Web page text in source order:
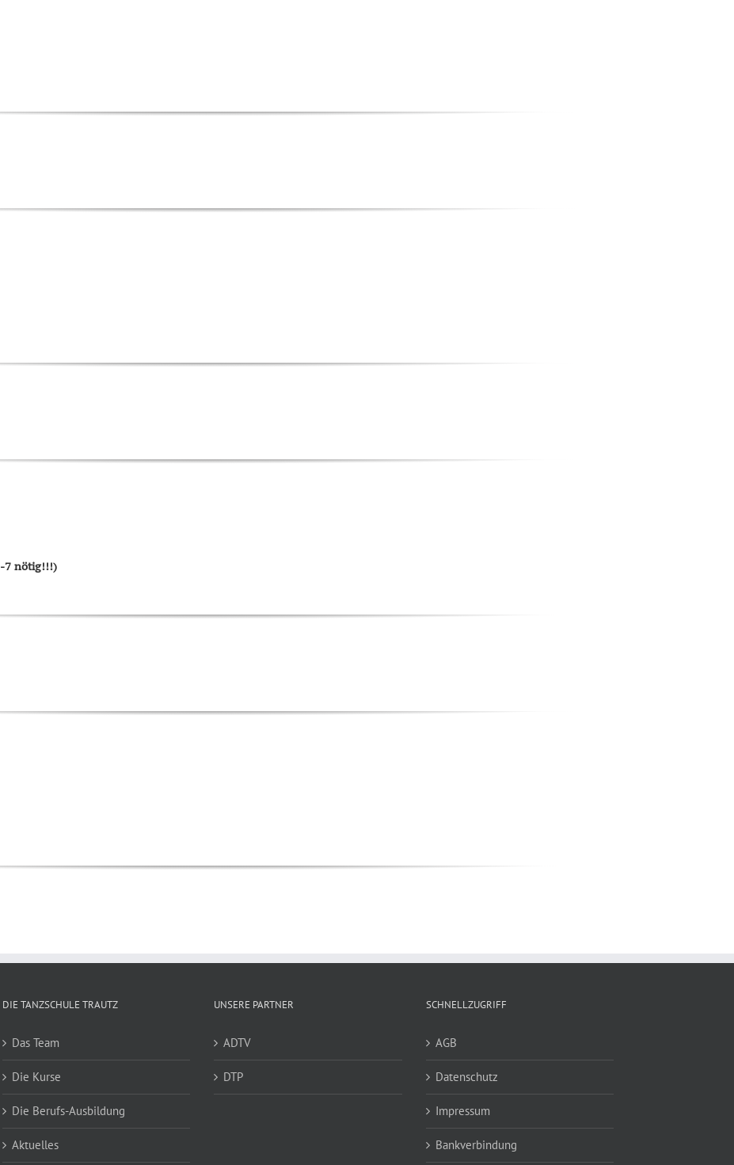
7 nötig!!!)
DIE TANZSCHULE TRAUTZ
Das Team
Die Kurse
Die Berufs-Ausbildung
Aktuelles
UNSERE PARTNER
ADTV
DTP
SCHNELLZUGRIFF
AGB
Datenschutz
Impressum
Bankverbindung